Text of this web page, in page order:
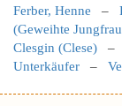
Ferber, Henne –
(Geweihte
Clesgin (Clese) –
Unterkäufer –